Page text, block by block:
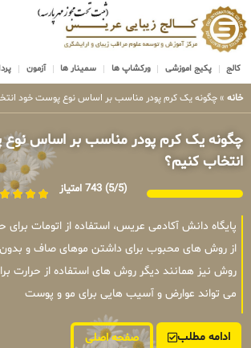
کالج پکیج اموزشی ورکشاپ ها سمینار ها آزمون
خانه » چگونه یک کرم پودر مناسب بر اساس نوع پوست خود
چگونه یک کرم پودر مناسب بر اساس
انتخاب کنیم؟
(5/5) 743 امتیاز
پایگاه دانش آکادمی عریس، استفاده از اتومات
از روش های محبوب برای داشتن موهای صاف و بدون
روش نیز همانند دیگر روش های استفاده از حرارت
می تواند عوارض و آسیب هایی برای مو و پوست
ادامه مطلب صفحه اصلی